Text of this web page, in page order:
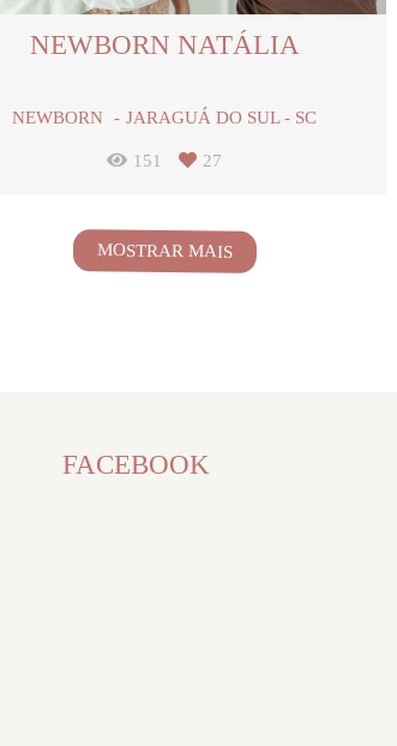
NEWBORN NATÁLIA
NEWBORN JARAGUÁ DO SUL - SC
151 27
MOSTRAR MAIS
FACEBOOK